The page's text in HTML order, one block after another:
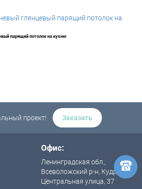
парящий потолок на кухню
проект! Заказать
Офис:
Ленинградская обл.,
Всеволожский р-н, Кудрово,
Центральная улица, 37